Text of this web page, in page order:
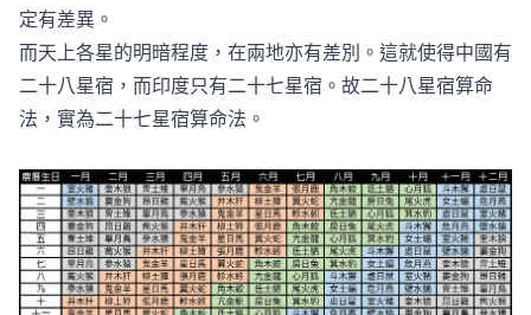
定有差異。
而天上各星的明暗程度，在兩地亦有差別。這就使得中國有
二十八星宿，而印度只有二十七星宿。故二十八星宿算命
法，實為二十七星宿算命法。